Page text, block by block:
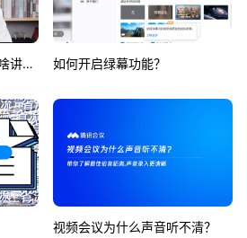
「眼神接触」功能背后有啥讲究？ 如何开启绿幕功能？
视频会议为什么声音听不清？